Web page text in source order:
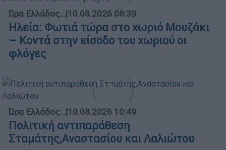
Ώρα Ελλάδος...|10.08.2026 08:39
Ηλεία: Φωτιά τώρα στο χωριό Μουζάκι
– Κοντά στην είσοδο του χωριού οι
φλόγες
Ώρα Ελλάδος...|10.08.2026 10:49
Πολιτική αντιπαράθεση
Σταμάτης,Αναστασίου και Λαλιώτου